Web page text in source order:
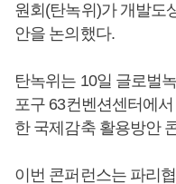
원회(탄녹위)가 개발도
안을 논의했다.
탄녹위는 10일 글로벌
포구 63컨벤션센터에
한 국제감축 활용방안
이번 콘퍼런스는 파리